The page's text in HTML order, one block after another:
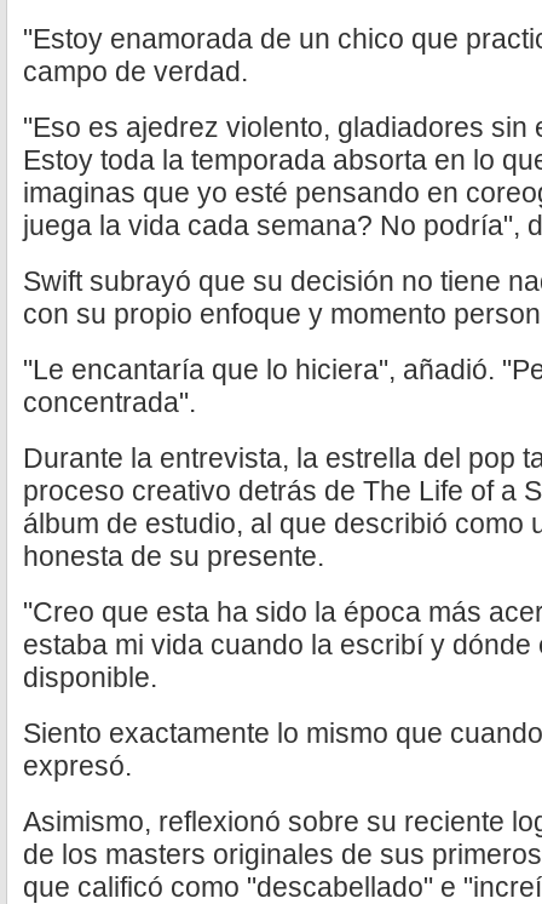
"Estoy enamorada de un chico que
campo de verdad.
"Eso es ajedrez violento, gladiadores sin
Estoy toda la temporada absorta en lo
imaginas que yo esté pensando en
juega la vida cada semana? No podría",
Swift subrayó que su decisión no tiene
con su propio enfoque y momento
"Le encantaría que lo hiciera", añadió.
concentrada".
Durante la entrevista, la estrella del pop
proceso creativo detrás de The Life of a
álbum de estudio, al que describió como
honesta de su presente.
"Creo que esta ha sido la época más
estaba mi vida cuando la escribí y
disponible.
Siento exactamente lo mismo que
expresó.
Asimismo, reflexionó sobre su reciente
de los masters originales de sus
que calificó como "descabellado" e